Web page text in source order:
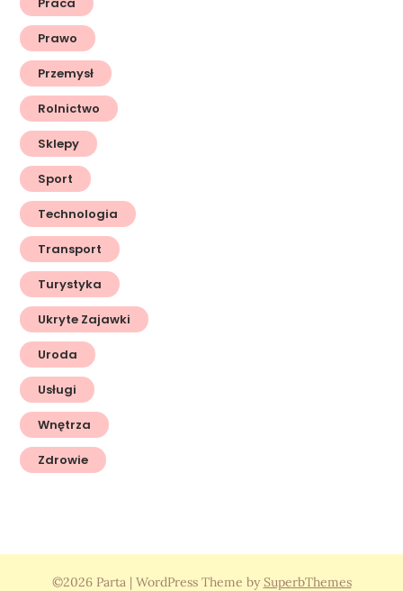
Prawo
Przemysł
Rolnictwo
Sklepy
Sport
Technologia
Transport
Turystyka
Ukryte Zajawki
Uroda
Usługi
Wnętrza
Zdrowie
©2026 Parta | WordPress Theme by SuperbThemes